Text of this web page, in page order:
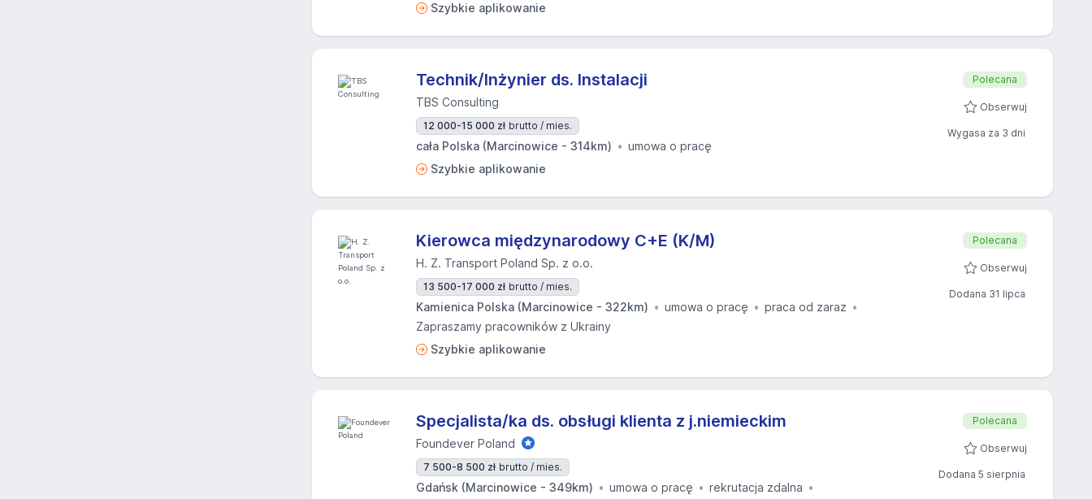
Szybkie aplikowanie
Technik/Inżynier ds. Instalacji
TBS Consulting
12 000-15 000 zł brutto / mies.
cała Polska (Marcinowice - 314km)
umowa o pracę
Szybkie aplikowanie
Polecana
Obserwuj
Wygasa za 3 dni
Kierowca międzynarodowy C+E (K/M)
H. Z. Transport Poland Sp. z o.o.
13 500-17 000 zł brutto / mies.
Kamienica Polska (Marcinowice - 322km) umowa o pracę
praca od zaraz
Zapraszamy pracowników z Ukrainy
Szybkie aplikowanie
Polecana
Obserwuj
Dodana 31 lipca
Specjalista/ka ds. obsługi klienta z j.niemieckim
Foundever Poland
7 500-8 500 zł brutto / mies.
Gdańsk (Marcinowice - 349km) umowa o pracę rekrutacja zdalna
Polecana
Obserwuj
Dodana 5 sierpnia